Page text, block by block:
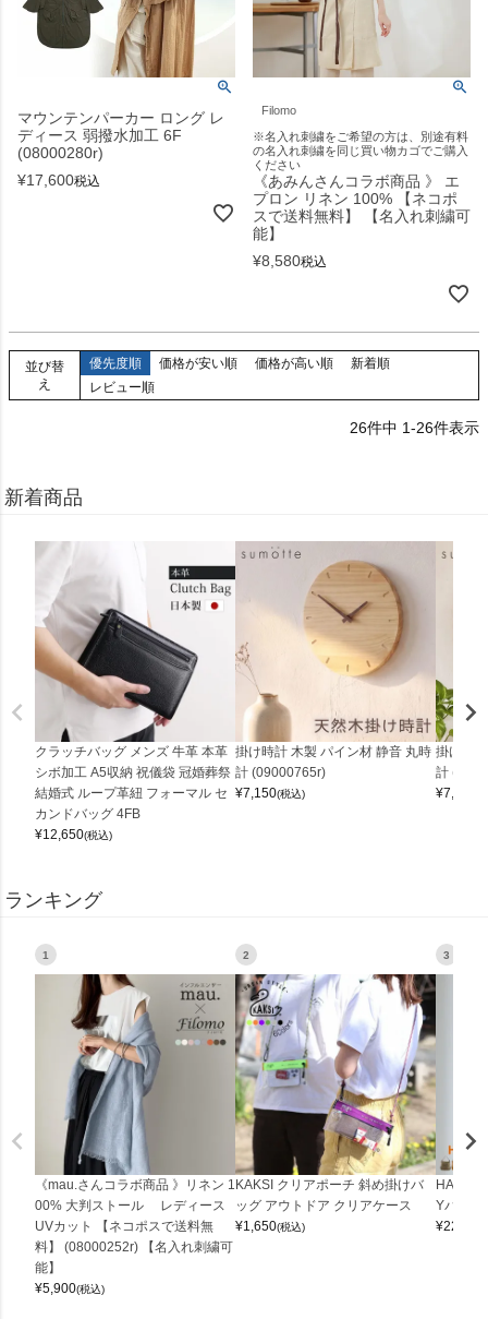
マウンテンパーカー ロング レ
ディース 弱撥水加工 6F
(08000280r)
¥17,600税込
Filomo
※名入れ刺繍をご希望の方は、別途有料
の名入れ刺繍を同じ買い物カゴでご購入
ください
《あみんさんコラボ商品 》 エ
プロン リネン 100% 【ネコポ
スで送料無料】 【名入れ刺繍可
能】
¥8,580税込
並び替
え
優先度順 価格が安い順 価格が高い順
新着順
レビュー順
26件中 1-26件表示
新着商品
クラッチバッグ メンズ 牛革 本革
シボ加工 A5収納 祝儀袋 冠婚葬祭
結婚式 ループ革紐 フォーマル セ
カンドバッグ 4FB
¥12,650(税込)
掛け時計 木製 パイン材 静音 丸時
計 (09000765r)
¥7,150(税込)
掛け時
計
¥7,150
ランキング
1
《mau.さんコラボ商品 》リネン 1
00% 大判ストール レディース
UVカット 【ネコポスで送料無
料】 (08000252r) 【名入れ刺繍可
能】
¥5,900(税込)
2
KAKSI クリアポーチ 斜め掛けバ
ッグ アウトドア クリアケース
¥1,650(税込)
3
Yバッグ
¥22,000